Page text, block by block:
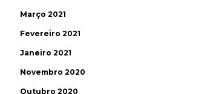
Março 2021
Fevereiro 2021
Janeiro 2021
Novembro 2020
Outubro 2020